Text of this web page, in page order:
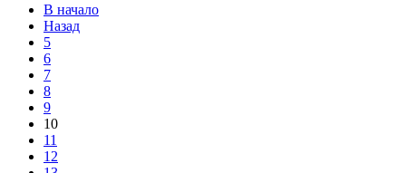
В начало
Назад
5
6
7
8
9
10
11
12